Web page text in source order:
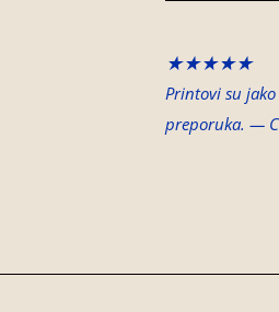
★★★★★
Printovi su
preporuka. —